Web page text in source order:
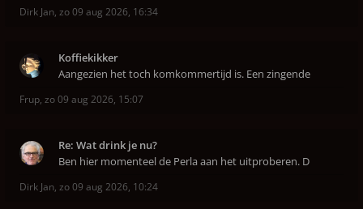
Dirk Jan, zo 09 aug 2026, 16:34
Koffiekikker
Aangezien het toch komkommertijd is. Een zingende
Frup, zo 09 aug 2026, 15:07
Re: Wat drink je nu?
Ben hier momenteel de Perla aan het uitproberen. D
Dirk Jan, zo 09 aug 2026, 10:24